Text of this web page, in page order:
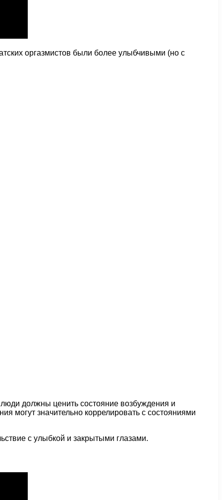
оргазмистов были более улыбчивыми (но с
должны ценить состояние возбуждения и
могут значительно коррелировать с состояниями
с улыбкой и закрытыми глазами.